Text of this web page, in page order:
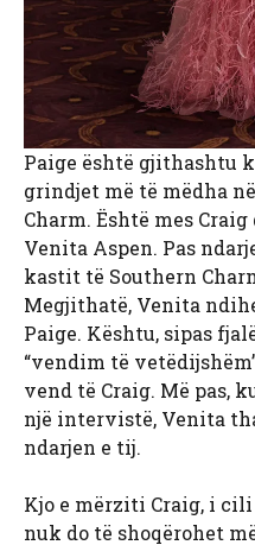
Paige është gjithashtu
grindjet më të mëdha
Charm. Është mes
Venita Aspen. Pas
kastit të Southern
Megjithatë, Venita
Paige. Kështu, sipas
“vendim të
vend të Craig. Më pas,
një intervistë, Venita
ndarjen e tij.
Kjo e mërziti Craig, i
nuk do të shoqërohet